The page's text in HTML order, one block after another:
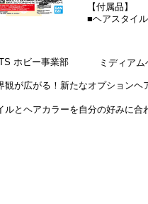
ホビー事業部
【付属品】
■ヘアスタイ
ミディア
が広がる！新たなオプションヘ
とヘアカラーを自分の好みに合